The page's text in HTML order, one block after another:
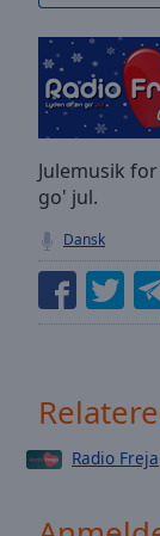
Duration-:-
Loaded :
0.00%
Stream
TypeLIVE
Seek to
currently
behind
LIVE
Remaining
Time-
Playback
Rate
Julemusik
go' jul.
Dansk
Radio Freja